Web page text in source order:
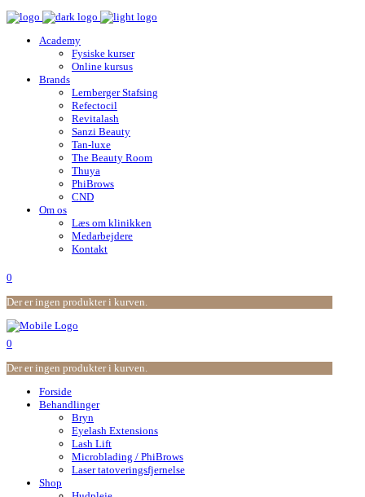
Academy
Fysiske kurser
Online kursus
Brands
Lernberger Stafsing
Refectocil
Revitalash
Sanzi Beauty
Tan-luxe
The Beauty Room
Thuya
PhiBrows
CND
Om os
Læs om klinikken
Medarbejdere
Kontakt
0
Der er ingen produkter i kurven.
0
Der er ingen produkter i kurven.
Forside
Behandlinger
Bryn
Eyelash Extensions
Lash Lift
Microblading / PhiBrows
Laser tatoveringsfjernelse
Shop